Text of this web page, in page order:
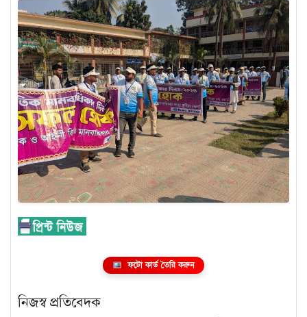
ফটো কার্ড তৈরি করুন
নিজস্ব প্রতিবেদক